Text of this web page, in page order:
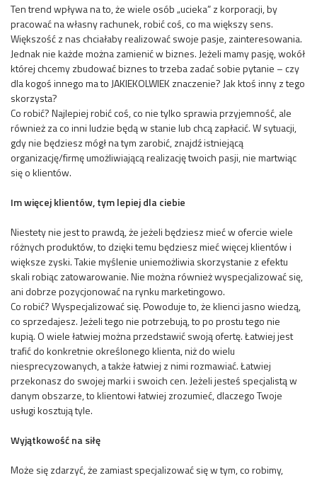
Ten trend wpływa na to, że wiele osób „ucieka” z korporacji, by
pracować na własny rachunek, robić coś, co ma większy sens.
Większość z nas chciałaby realizować swoje pasje, zainteresowania.
Jednak nie każde można zamienić w biznes. Jeżeli mamy pasję, wokół
której chcemy zbudować biznes to trzeba zadać sobie pytanie – czy
dla kogoś innego ma to JAKIEKOLWIEK znaczenie? Jak ktoś inny z tego
skorzysta?
Co robić? Najlepiej robić coś, co nie tylko sprawia przyjemność, ale
również za co inni ludzie będą w stanie lub chcą zapłacić. W sytuacji,
gdy nie będziesz mógł na tym zarobić, znajdź istniejącą
organizację/firmę umożliwiającą realizację twoich pasji, nie martwiąc
się o klientów.
Im więcej klientów, tym lepiej dla ciebie
Niestety nie jest to prawdą, że jeżeli będziesz mieć w ofercie wiele
różnych produktów, to dzięki temu będziesz mieć więcej klientów i
większe zyski. Takie myślenie uniemożliwia skorzystanie z efektu
skali robiąc zatowarowanie. Nie można również wyspecjalizować się,
ani dobrze pozycjonować na rynku marketingowo.
Co robić? Wyspecjalizować się. Powoduje to, że klienci jasno wiedzą,
co sprzedajesz. Jeżeli tego nie potrzebują, to po prostu tego nie
kupią. O wiele łatwiej można przedstawić swoją ofertę. Łatwiej jest
trafić do konkretnie określonego klienta, niż do wielu
niesprecyzowanych, a także łatwiej z nimi rozmawiać. Łatwiej
przekonasz do swojej marki i swoich cen. Jeżeli jesteś specjalistą w
danym obszarze, to klientowi łatwiej zrozumieć, dlaczego Twoje
usługi kosztują tyle.
Wyjątkowość na siłę
Może się zdarzyć, że zamiast specjalizować się w tym, co robimy,